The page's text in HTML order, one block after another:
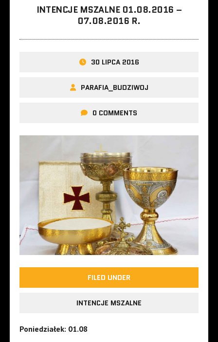
INTENCJE MSZALNE 01.08.2016 –
07.08.2016 R.
30 LIPCA 2016
PARAFIA_BUDZIWOJ
0 COMMENTS
FILED UNDER
INTENCJE MSZALNE
Poniedziałek: 01.08